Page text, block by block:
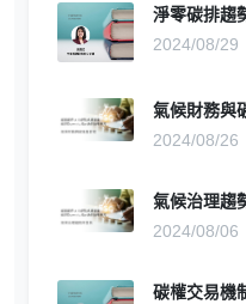
淨零碳排趨
2024/08/29
氣候財務與
2024/08/26
氣候治理趨
2024/08/06
碳權交易機